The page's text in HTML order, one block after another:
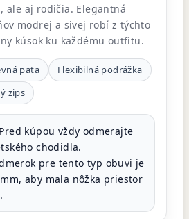
ale aj rodičia. Elegantná
modrej a sivej robí z týchto
kúsok ku každému outfitu.
päta
Flexibilná podrážka
zips
Pred kúpou vždy odmerajte
chodidla.
pre tento typ obuvi je
aby mala nôžka priestor